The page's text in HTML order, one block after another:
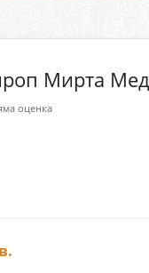
и фитнес
система
система
аксесоари
за мъже
стредства
Мирта
оценка